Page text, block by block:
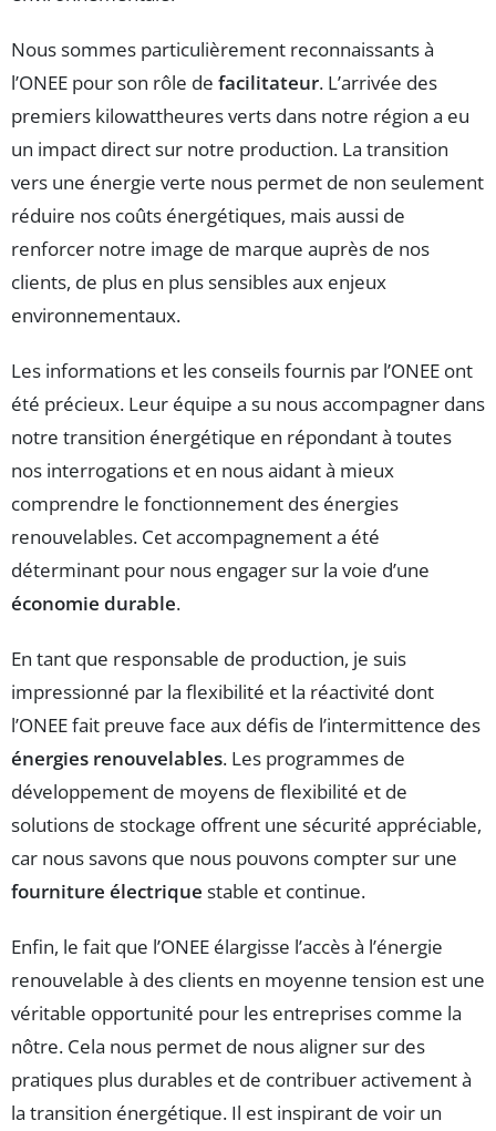
Nous sommes particulièrement reconnaissants à
l’ONEE pour son rôle de facilitateur. L’arrivée des
premiers kilowattheures verts dans notre région a eu
un impact direct sur notre production. La transition
vers une énergie verte nous permet de non seulement
réduire nos coûts énergétiques, mais aussi de
renforcer notre image de marque auprès de nos
clients, de plus en plus sensibles aux enjeux
environnementaux.
Les informations et les conseils fournis par l’ONEE ont
été précieux. Leur équipe a su nous accompagner dans
notre transition énergétique en répondant à toutes
nos interrogations et en nous aidant à mieux
comprendre le fonctionnement des énergies
renouvelables. Cet accompagnement a été
déterminant pour nous engager sur la voie d’une
économie durable.
En tant que responsable de production, je suis
impressionné par la flexibilité et la réactivité dont
l’ONEE fait preuve face aux défis de l’intermittence des
énergies renouvelables. Les programmes de
développement de moyens de flexibilité et de
solutions de stockage offrent une sécurité appréciable,
car nous savons que nous pouvons compter sur une
fourniture électrique stable et continue.
Enfin, le fait que l’ONEE élargisse l’accès à l’énergie
renouvelable à des clients en moyenne tension est une
véritable opportunité pour les entreprises comme la
nôtre. Cela nous permet de nous aligner sur des
pratiques plus durables et de contribuer activement à
la transition énergétique. Il est inspirant de voir un